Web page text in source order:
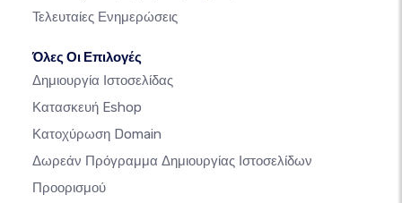
Τελευταίες Ενημερώσεις
Όλες Οι Επιλογές
Δημιουργία Ιστοσελίδας
Κατασκευή Eshop
Κατοχύρωση Domain
Δωρεάν Πρόγραμμα Δημιουργίας Ιστοσελίδων
Προορισμού